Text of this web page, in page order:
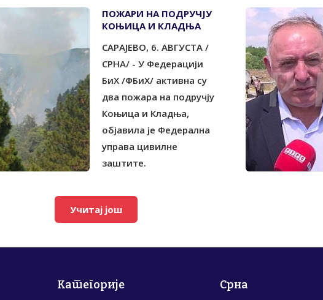
ПОЖАРИ НА ПОДРУЧЈУ
КОЊИЦА И КЛАДЊА
САРАЈЕВО, 6. АВГУСТА /
СРНА/ - У Федерацији
БиХ /ФБиХ/ активна су
два пожара на подручју
Коњица и Кладња,
објавила је Федерална
управа цивилне
заштите.
Учитај још
Категорије Срна